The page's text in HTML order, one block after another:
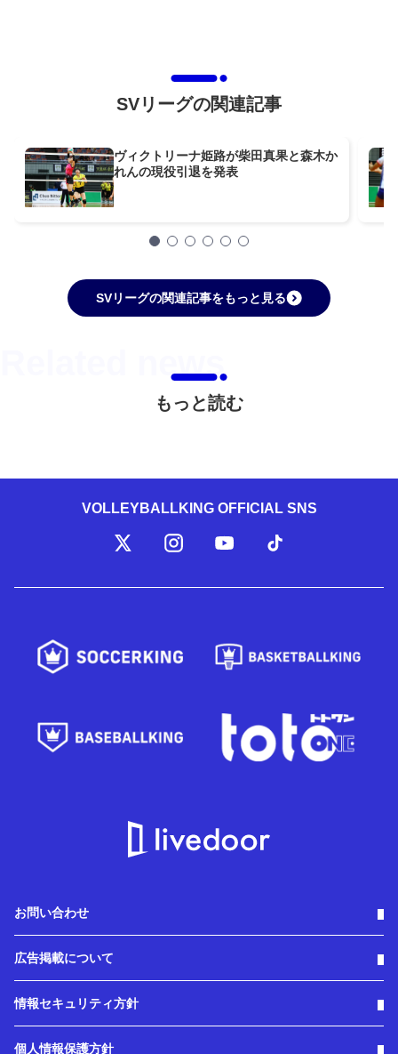
SVリーグの関連記事
ヴィクトリーナ姫路が柴田真果と森木か
れんの現役引退を発表
SVリーグの関連記事をもっと見る
もっと読む
VOLLEYBALLKING OFFICIAL SNS
お問い合わせ
広告掲載について
情報セキュリティ方針
個人情報保護方針